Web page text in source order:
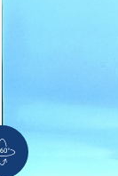
360 Grad Ansicht